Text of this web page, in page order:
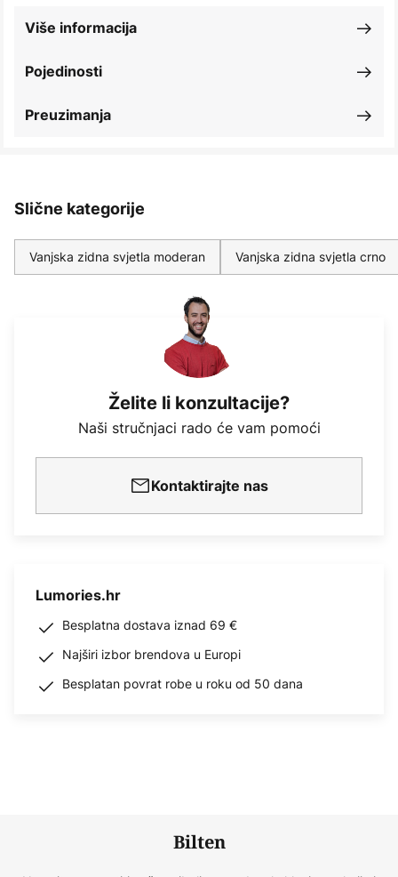
Pojedinosti
Više informacija
Preuzimanja
Slične kategorije
Vanjska zidna svjetla moderan Vanjska zidna svjetla crno
Želite li konzultacije?
Naši stručnjaci rado će vam pomoći
Kontaktirajte nas
Lumories.hr
Besplatna dostava iznad 69 €
Najširi izbor brendova u Europi
Besplatan povrat robe u roku od 50 dana
Bilten